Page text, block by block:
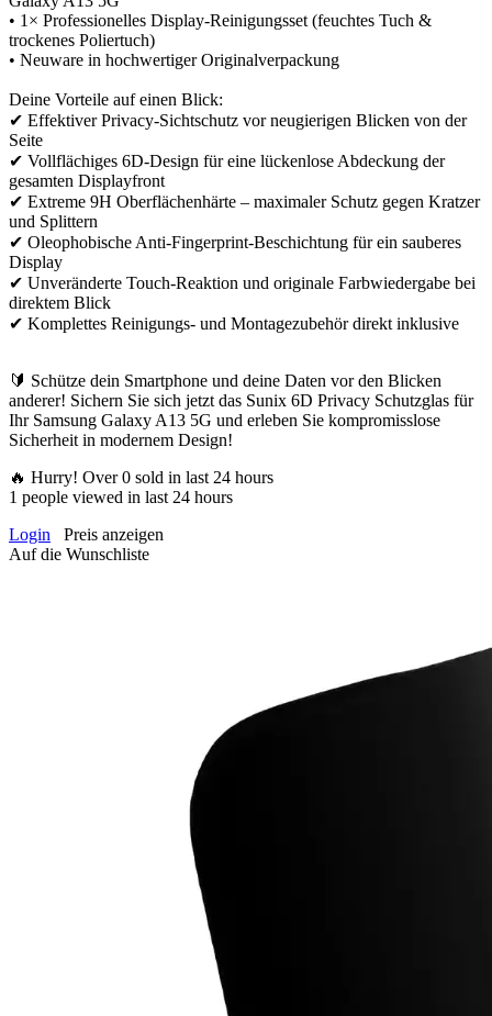
• 1× Professionelles Display-Reinigungsset (feuchtes Tuch &
trockenes Poliertuch)
• Neuware in hochwertiger Originalverpackung
Deine Vorteile auf einen Blick:
✔ Effektiver Privacy-Sichtschutz vor neugierigen Blicken von der
Seite
✔ Vollflächiges 6D-Design für eine lückenlose Abdeckung der
gesamten Displayfront
✔ Extreme 9H Oberflächenhärte – maximaler Schutz gegen Kratzer
und Splittern
✔ Oleophobische Anti-Fingerprint-Beschichtung für ein sauberes
Display
✔ Unveränderte Touch-Reaktion und originale Farbwiedergabe bei
direktem Blick
✔ Komplettes Reinigungs- und Montagezubehör direkt inklusive
🔰 Schütze dein Smartphone und deine Daten vor den Blicken
anderer! Sichern Sie sich jetzt das Sunix 6D Privacy Schutzglas für
Ihr Samsung Galaxy A13 5G und erleben Sie kompromisslose
Sicherheit in modernem Design!
🔥 Hurry! Over0 sold in last 24 hours
1 people viewed in last 24 hours
Login
Preis anzeigen
Auf die Wunschliste